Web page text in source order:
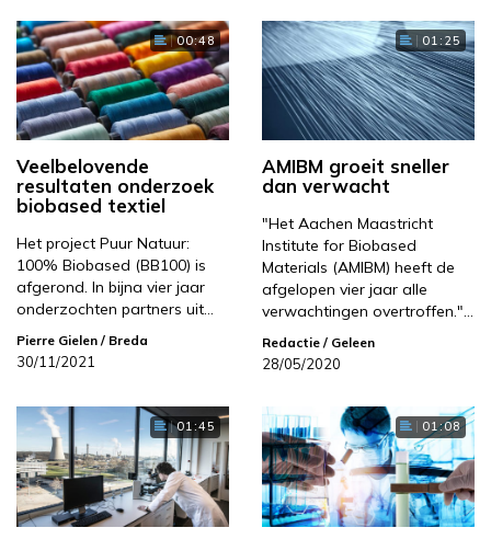
00:48
Veelbelovende
resultaten onderzoek
biobased textiel
Het project Puur Natuur:
100% Biobased (BB100) is
afgerond. In bijna vier jaar
onderzochten partners uit…
Pierre Gielen / Breda
30/11/2021
01:25
AMIBM groeit sneller
dan verwacht
"Het Aachen Maastricht
Institute for Biobased
Materials (AMIBM) heeft de
afgelopen vier jaar alle
verwachtingen overtroffen."…
Redactie / Geleen
28/05/2020
01:45 01:08